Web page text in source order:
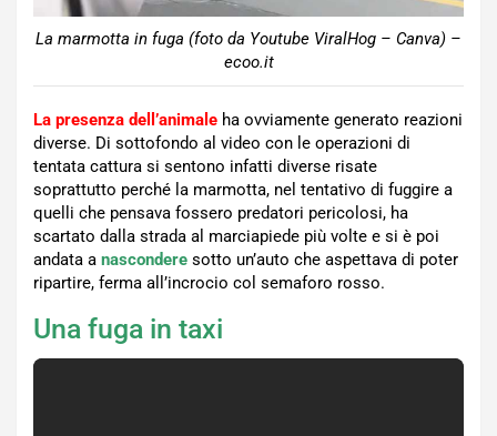
La marmotta in fuga (foto da Youtube ViralHog – Canva) –
ecoo.it
La presenza dell’animale ha ovviamente generato reazioni
diverse. Di sottofondo al video con le operazioni di
tentata cattura si sentono infatti diverse risate
soprattutto perché la marmotta, nel tentativo di fuggire a
quelli che pensava fossero predatori pericolosi, ha
scartato dalla strada al marciapiede più volte e si è poi
andata a nascondere sotto un’auto che aspettava di poter
ripartire, ferma all’incrocio col semaforo rosso.
Una fuga in taxi